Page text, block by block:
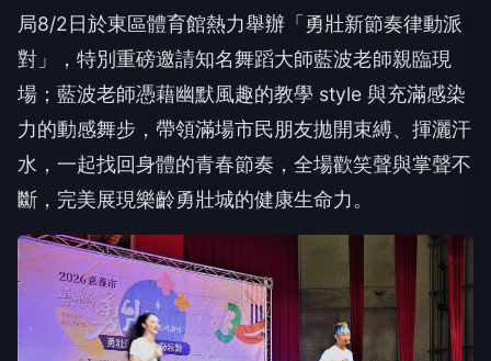
局8/2日於東區體育館熱力舉辦「勇壯新節奏律動派
對」，特別重磅邀請知名舞蹈大師藍波老師親臨現
場；藍波老師憑藉幽默風趣的教學 style 與充滿感染
力的動感舞步，帶領滿場市民朋友拋開束縛、揮灑汗
水，一起找回身體的青春節奏，全場歡笑聲與掌聲不
斷，完美展現樂齡勇壯城的健康生命力。